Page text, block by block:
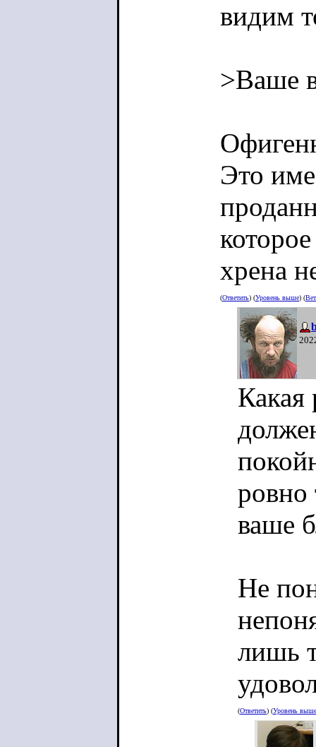
видим
>Ваше
Это
хрена
(Ответить) (Уровень выше) (
Какая
ровно
ваше
Не
лишь
(Ответить) (Уровень выше